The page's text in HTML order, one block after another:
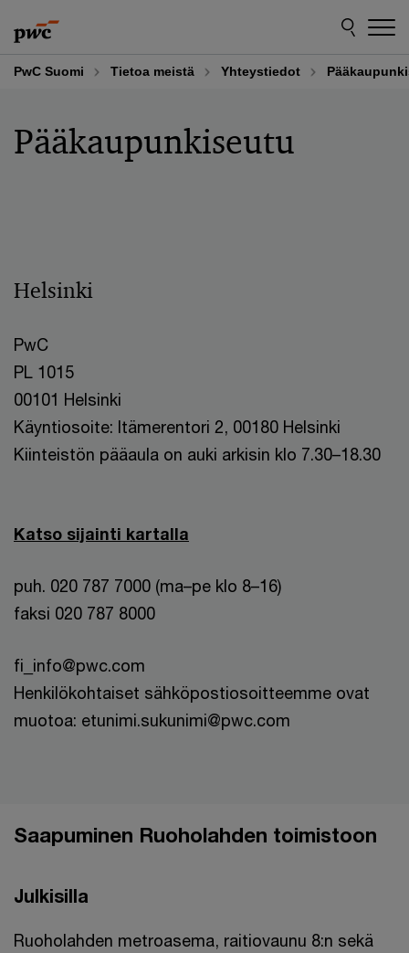
to
content
to
footer
PwC Suomi Tietoa meistä Yhteystiedot
Pääkaupunkiseutu
Helsinki
PwC
PL 1015
00101 Helsinki
Käyntiosoite: Itämerentori 2, 00180 Helsinki
Kiinteistön pääaula on auki arkisin klo 7.30–18.30
Katso sijainti kartalla
puh. 020 787 7000 (ma–pe klo 8–16)
faksi 020 787 8000
fi_info@pwc.com
Henkilökohtaiset sähköpostiosoitteemme ovat
muotoa: etunimi.sukunimi@pwc.com
Saapuminen Ruoholahden toimistoon
Julkisilla
Ruoholahden metroasema, raitiovaunu 8:n sekä